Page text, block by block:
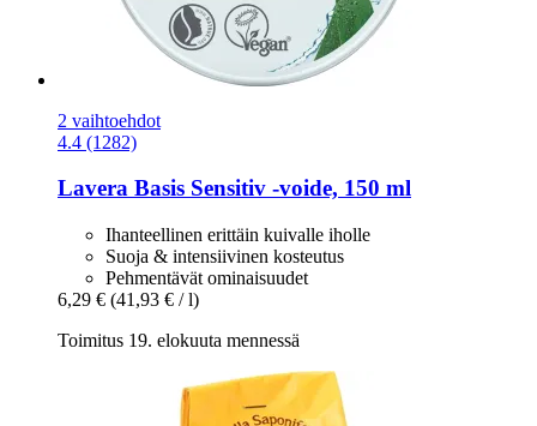
2 vaihtoehdot
4.4 (1282)
Lavera Basis Sensitiv -​voide, 150 ml
Ihanteellinen erittäin kuivalle iholle
Suoja & intensiivinen kosteutus
Pehmentävät ominaisuudet
6,29 € (41,93 € / l)
Toimitus 19. elokuuta mennessä